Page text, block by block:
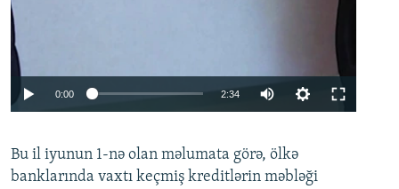
0:00 2:34
360p
480p
Bu il iyunun 1-nə olan məlumata görə, ölkə
banklarında vaxtı keçmiş kreditlərin məbləği